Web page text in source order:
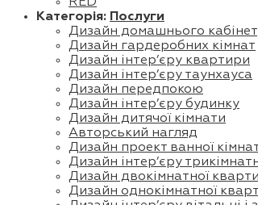
Категорія: Послуги
Дизайн домашнього
Дизайн гардеробних кімнат
Дизайн інтер’єру квартири
Дизайн інтер’єру таунхауса
Дизайн передпокою
Дизайн інтер’єру будинку
Дизайн дитячої кімнати
Авторський нагляд
Дизайн проект ванної
Дизайн інтер’єру
Дизайн двокімнатної
Дизайн однокімнатної